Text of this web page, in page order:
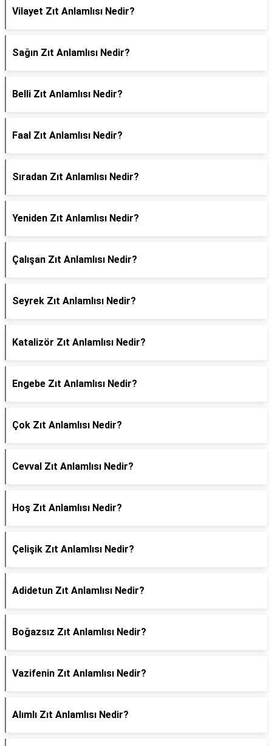
Vilayet Zıt Anlamlısı Nedir?
Sağın Zıt Anlamlısı Nedir?
Belli Zıt Anlamlısı Nedir?
Faal Zıt Anlamlısı Nedir?
Sıradan Zıt Anlamlısı Nedir?
Yeniden Zıt Anlamlısı Nedir?
Çalışan Zıt Anlamlısı Nedir?
Seyrek Zıt Anlamlısı Nedir?
Katalizör Zıt Anlamlısı Nedir?
Engebe Zıt Anlamlısı Nedir?
Çok Zıt Anlamlısı Nedir?
Cevval Zıt Anlamlısı Nedir?
Hoş Zıt Anlamlısı Nedir?
Çelişik Zıt Anlamlısı Nedir?
Adidetun Zıt Anlamlısı Nedir?
Boğazsız Zıt Anlamlısı Nedir?
Vazifenin Zıt Anlamlısı Nedir?
Alımlı Zıt Anlamlısı Nedir?